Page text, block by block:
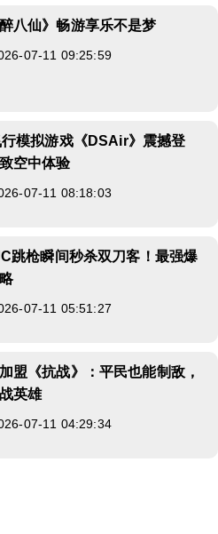
八仙》畅游享乐不是梦
07-11 09:25:59
模拟游戏《DSAir》震撼登
空中体验
07-11 08:18:03
跳枪瞬间秒杀双刀客！最强爆
07-11 05:51:27
盟《抗战》：平民也能制敌，
英雄
07-11 04:29:34